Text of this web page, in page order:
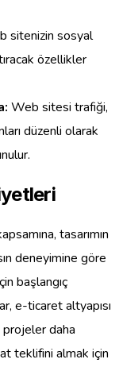
sitenizin sosyal
özellikler
Web sitesi trafiği,
düzenli olarak
tasarımın
deneyimine göre
başlangıç
e-ticaret altyapısı
daha
teklifini almak için